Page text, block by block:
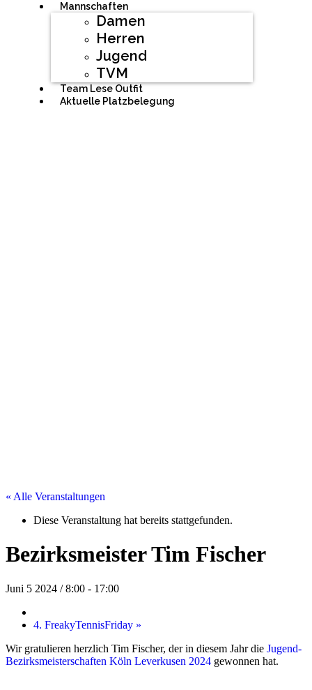
Mannschaften
Damen
Herren
Jugend
TVM
Team Lese Outfit
Aktuelle Platzbelegung
« Alle Veranstaltungen
Diese Veranstaltung hat bereits stattgefunden.
Bezirksmeister Tim Fischer
Juni 5 2024 / 8:00 - 17:00
4. FreakyTennisFriday »
Wir gratulieren herzlich Tim Fischer, der in diesem Jahr die Jugend-
Bezirksmeisterschaften Köln Leverkusen 2024 gewonnen hat.